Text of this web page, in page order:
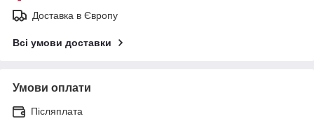
Доставка в Європу
Всі умови доставки
Умови оплати
Післяплата